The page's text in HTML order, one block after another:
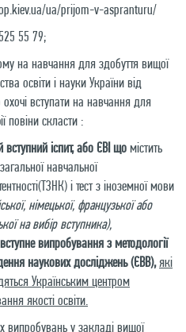
ua/prijom-v-aspranturu/
55 79;
на навчання для здобуття вищої
освіти і науки України від
вступати на навчання для
повіни скласти :
вступний іспит, або ЄВІ щомістить
загальної навчальної
і тест з іноземної мови
німецької, французької або
на вибір вступника),
випробування з методології
наукових досліджень (ЄВВ),які
Українським центром
якості освіти.
випробувань у закладі вищої